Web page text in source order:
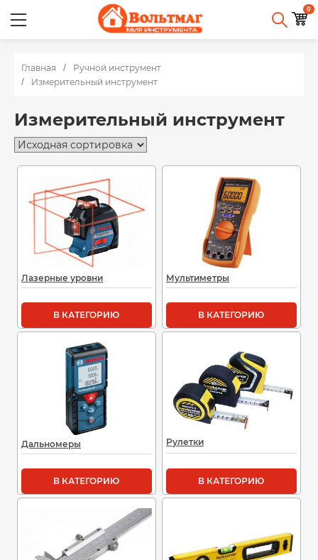
0
Главная
Ручной инструмент
Измерительный инструмент
Измерительный инструмент
Лазерные уровни
В КАТЕГОРИЮ
Мультиметры
В КАТЕГОРИЮ
Дальномеры
В КАТЕГОРИЮ
Рулетки
В КАТЕГОРИЮ